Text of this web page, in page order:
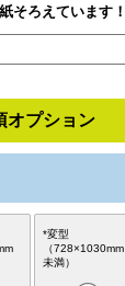
そろえています！
オプション
*変型
（728×1030mm
未満）